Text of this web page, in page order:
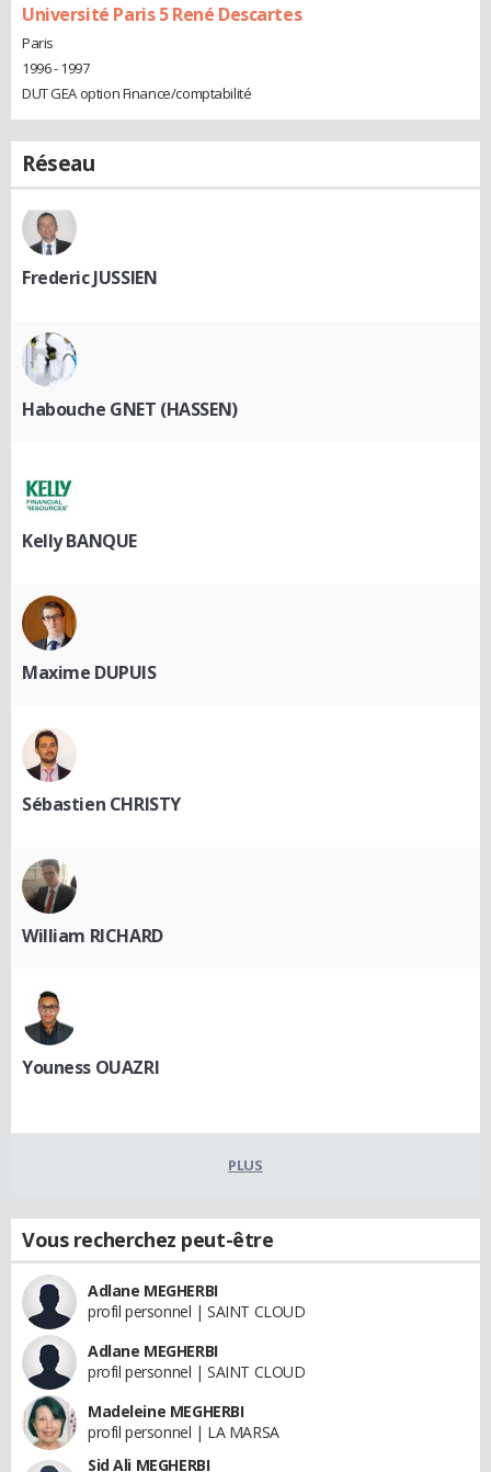
Université Paris 5 René Descartes
Paris
1996 - 1997
DUT GEA option Finance/comptabilité
Réseau
Frederic JUSSIEN
Habouche GNET (HASSEN)
Kelly BANQUE
Maxime DUPUIS
Sébastien CHRISTY
William RICHARD
Youness OUAZRI
PLUS
Vous recherchez peut-être
Adlane MEGHERBI
profil personnel | SAINT CLOUD
Adlane MEGHERBI
profil personnel | SAINT CLOUD
Madeleine MEGHERBI
profil personnel | LA MARSA
Sid Ali MEGHERBI